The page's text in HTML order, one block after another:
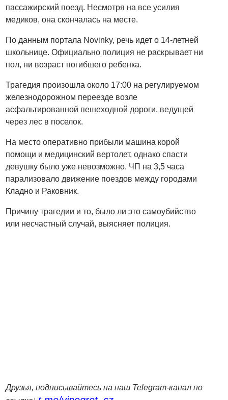
пассажирский поезд. Несмотря на все усилия
медиков, она скончалась на месте.
По данным портала Novinky, речь идет о 14-летней
школьнице. Официально полиция не раскрывает ни
пол, ни возраст погибшего ребенка.
Трагедия произошла около 17:00 на регулируемом
железнодорожном переезде возле
асфальтированной пешеходной дороги, ведущей
через лес в поселок.
На место оперативно прибыли машина корой
помощи и медицинский вертолет, однако спасти
девушку было уже невозможно. ЧП на 3,5 часа
парализовало движение поездов между городами
Кладно и Раковник.
Причину трагедии и то, было ли это самоубийство
или несчастный случай, выясняет полиция.
Друзья, подписывайтесь на наш Telegram-канал по